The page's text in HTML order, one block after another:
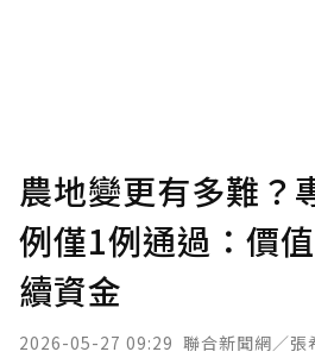
農地變更有多難？
例僅1例通過：價
續資金
2026-05-27 09:29 聯合新聞網／張